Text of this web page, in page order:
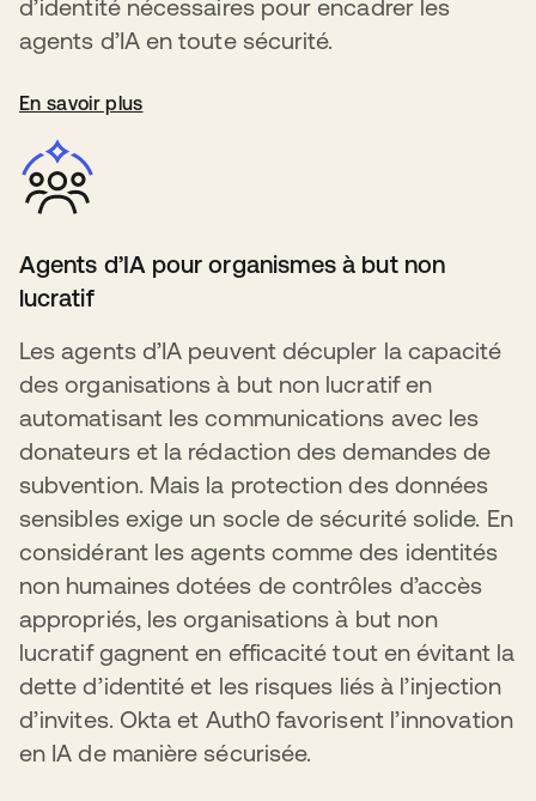
d’identité nécessaires pour encadrer les
agents d’IA en toute sécurité.
En savoir plus
Agents d’IA pour organismes à but non
lucratif
Les agents d’IA peuvent décupler la capacité
des organisations à but non lucratif en
automatisant les communications avec les
donateurs et la rédaction des demandes de
subvention. Mais la protection des données
sensibles exige un socle de sécurité solide. En
considérant les agents comme des identités
non humaines dotées de contrôles d’accès
appropriés, les organisations à but non
lucratif gagnent en efficacité tout en évitant la
dette d’identité et les risques liés à l’injection
d’invites. Okta et Auth0 favorisent l’innovation
en IA de manière sécurisée.